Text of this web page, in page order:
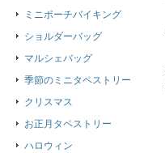
ミニポーチバイキング
ショルダーバッグ
マルシェバッグ
季節のミニタペストリー
クリスマス
お正月タペストリー
ハロウィン